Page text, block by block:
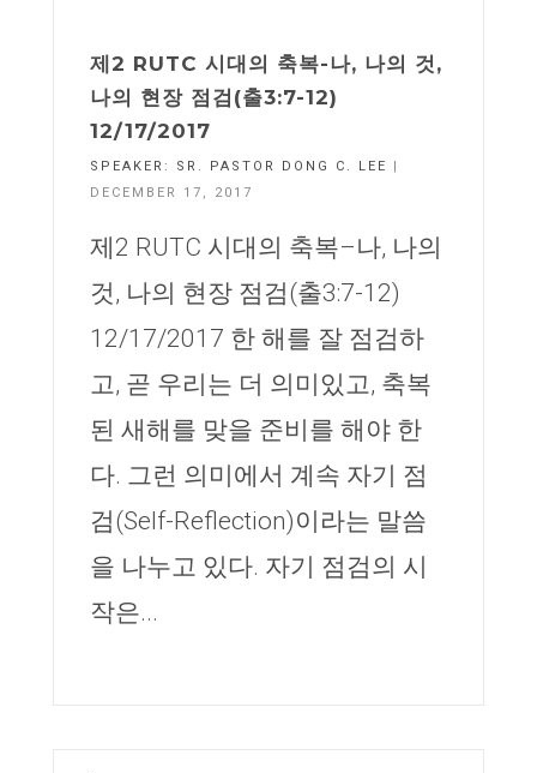
제2 RUTC 시대의 축복-나, 나의 것,
나의 현장 점검(출3:7-12)
12/17/2017
SPEAKER: SR. PASTOR DONG C. LEE
|
DECEMBER 17, 2017
제2 RUTC 시대의 축복–나, 나의
것, 나의 현장 점검(출3:7-12)
12/17/2017 한 해를 잘 점검하
고, 곧 우리는 더 의미있고, 축복
된 새해를 맞을 준비를 해야 한
다. 그런 의미에서 계속 자기 점
검(Self-Reflection)이라는 말씀
을 나누고 있다. 자기 점검의 시
작은...